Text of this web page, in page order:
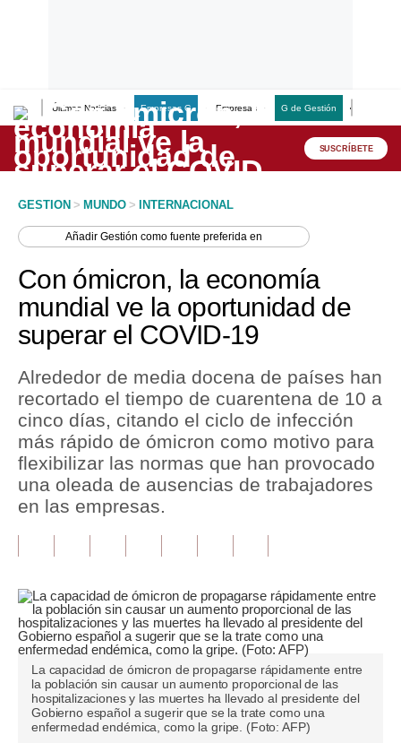
Últimas Noticias Empresas G Empresas G de Gestión
Lo último
Peru Quiosco
Economía
Mercados
Política
Tu Dinero
Finanzas Personales
Inmobiliarias
Editorial
Pregunta de hoy
Blogs
Tendencias
SUSCRÍBETE
GESTION > MUNDO > INTERNACIONAL
AñadirGestión como fuente preferida en
Con ómicron, la economía
mundial ve la oportunidad de
superar el COVID-19
Alrededor de media docena de países han
recortado el tiempo de cuarentena de 10 a
cinco días, citando el ciclo de infección
más rápido de ómicron como motivo para
flexibilizar las normas que han provocado
una oleada de ausencias de trabajadores
en las empresas.
La capacidad de ómicron de propagarse rápidamente entre
la población sin causar un aumento proporcional de las
hospitalizaciones y las muertes ha llevado al presidente del
Gobierno español a sugerir que se la trate como una
enfermedad endémica, como la gripe. (Foto: AFP)